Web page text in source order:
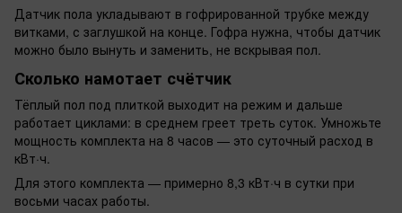
Датчик пола укладывают в гофрированной трубке между
витками, с заглушкой на конце. Гофра нужна, чтобы датчик
можно было вынуть и заменить, не вскрывая пол.
Сколько намотает счётчик
Тёплый пол под плиткой выходит на режим и дальше
работает циклами: в среднем греет треть суток. Умножьте
мощность комплекта на 8 часов — это суточный расход в
кВт·ч.
Для этого комплекта — примерно 8,3 кВт·ч в сутки при
восьми часах работы.